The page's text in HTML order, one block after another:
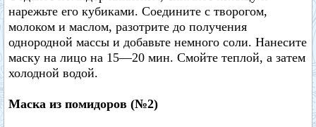
нарежьте его кубиками. Соедините с творогом,
молоком и маслом, разотрите до получения
однородной массы и добавьте немного соли. Нанесите
маску на лицо на 15—20 мин. Смойте теплой, а затем
холодной водой.
Маска из помидоров (№2)